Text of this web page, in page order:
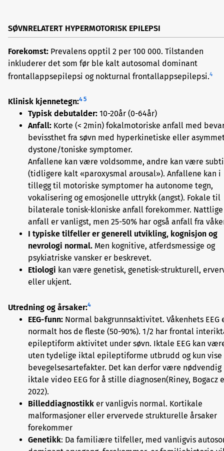
SØVNRELATERT HYPERMOTORISK EPILEPSI
Forekomst: Prevalens opptil 2 per 100 000. Tilstanden
inkluderer det som før ble kalt autosomal dominant
frontallappsepilepsi og nokturnal frontallappsepilepsi.4
Klinisk kjennetegn:45
Typisk debutalder: 10-20år (0-64år)
Anfall: Korte (< 2min) fokalmotoriske anfall med
bevissthet fra søvn med hyperkinetiske eller
dystone/toniske symptomer.
Anfallene kan være voldsomme, andre kan være
(tidligere kalt «paroxysmal arousal»). Anfallene kan i
tillegg til motoriske symptomer ha autonome tegn,
vokalisering og emosjonelle uttrykk (angst). Fokale til
bilaterale tonisk-kloniske anfall forekommer. Nattlige
anfall er vanligst, men 25-50% har også anfall fra
I typiske tilfeller er generell utvikling, kognisjon og
nevrologi normal. Men kognitive, atferdsmessige og
psykiatriske vansker er beskrevet.
Etiologi kan være genetisk, genetisk-strukturell,
eller ukjent.
Utredning og årsaker:4
EEG-funn: Normal bakgrunnsaktivitet. Våkenhets EEG
normalt hos de fleste (50-90%). 1/2 har frontal
epileptiform aktivitet under søvn. Iktale EEG kan
uten tydelige iktal epileptiforme utbrudd og kun vise
bevegelsesartefakter. Det kan derfor være nødvendig
iktale video EEG for å stille diagnosen(Riney, Bogacz
2022).
Billeddiagnostikk er vanligvis normal. Kortikale
malformasjoner eller ervervede strukturelle årsaker
forekommer
Genetikk: Da familiære tilfeller, med vanligvis